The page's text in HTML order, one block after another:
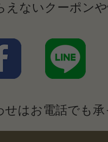
えないクーポン
せはお電話でも